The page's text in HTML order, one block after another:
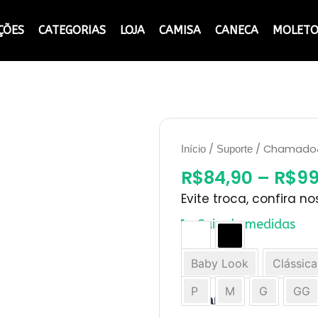
CATEGORIAS LOJA CAMISA CANECA
Início/ Suporte/
R$84,90 – R$
Evite troca, confira
Guia de medidas
Modelo
Baby Look Clássica
Tamanho
P M G GG
War-
Sysadmin